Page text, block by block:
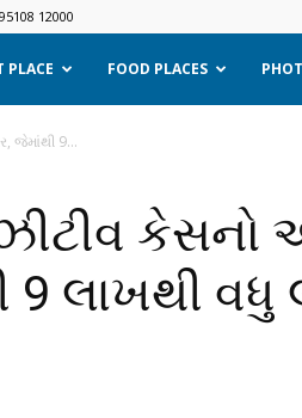
12000
PLACE FOOD PLACES
જેમાંથી 9...
લાખથી વધુ